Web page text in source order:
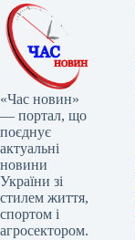
«Час новин»
— портал, що
поєднує
актуальні
новини
України зі
стилем життя,
спортом і
агросектором.